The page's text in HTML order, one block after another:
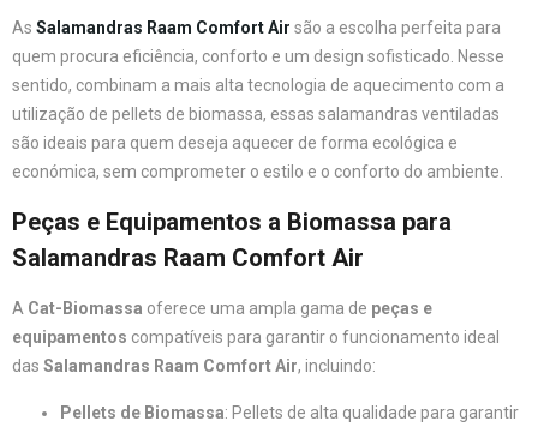
As Salamandras Raam Comfort Air são a escolha perfeita para
quem procura eficiência, conforto e um design sofisticado. Nesse
sentido, combinam a mais alta tecnologia de aquecimento com a
utilização de pellets de biomassa, essas salamandras ventiladas
são ideais para quem deseja aquecer de forma ecológica e
económica, sem comprometer o estilo e o conforto do ambiente.
Peças e Equipamentos a Biomassa para
Salamandras Raam Comfort Air
A Cat-Biomassa oferece uma ampla gama de peças e
equipamentos compatíveis para garantir o funcionamento ideal
das Salamandras Raam Comfort Air, incluindo:
Pellets de Biomassa: Pellets de alta qualidade para garantir